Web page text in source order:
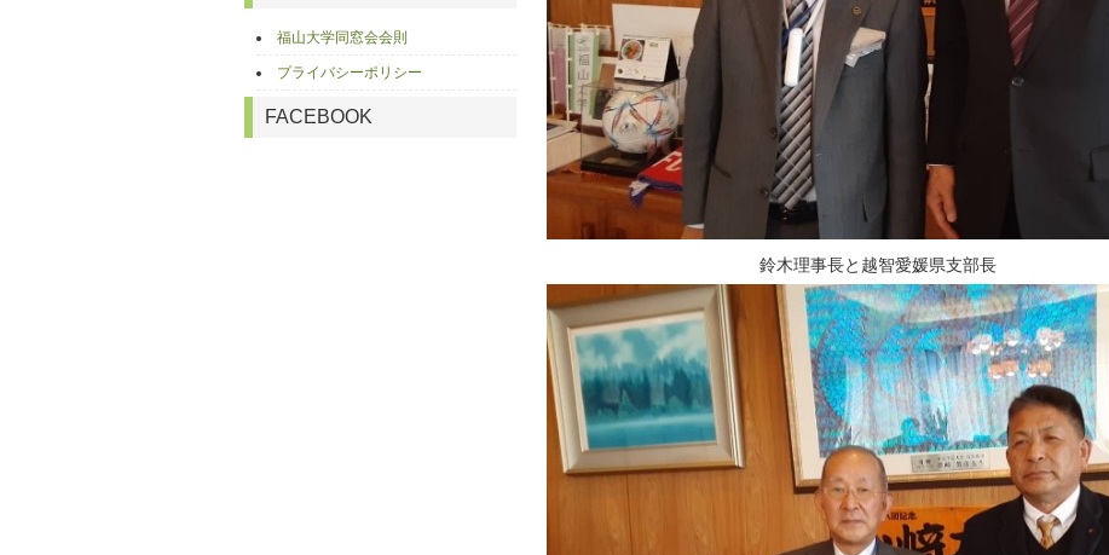
鈴木理事長と越智愛媛県支部長
福山大学同窓会会則
プライバシーポリシー
FACEBOOK